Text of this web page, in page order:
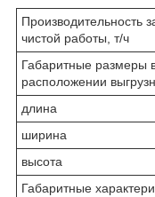
Производительность
чистой работы, т/ч
Габаритные размеры
расположении
длина
ширина
высота
Габаритные